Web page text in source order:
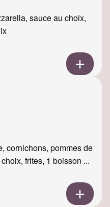
sauce au choix,
cornichons, pommes de
frites, 1 boisson ...